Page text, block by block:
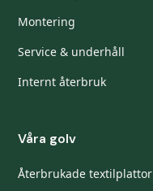
Montering
Service & underhåll
Internt återbruk
Våra golv
Återbrukade textilplattor